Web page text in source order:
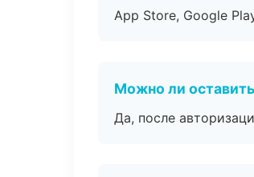
App Store, Google
Можно ли
Да, после